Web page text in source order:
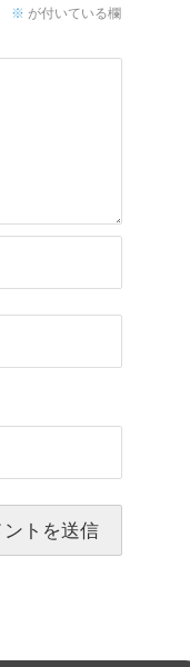
※ が付いている欄